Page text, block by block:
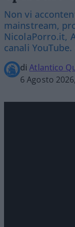
Non vi
mainstream,
NicolaPorro.it,
canali
diAtlantico
6 Agosto